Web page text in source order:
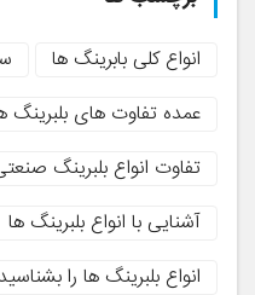
انواع کلی بابرینگ ها
عمده تفاوت های بلبرینگ
تفاوت انواع بلبرینگ
آشنایی با انواع بلبرینگ ها
انواع بلبرینگ ها را